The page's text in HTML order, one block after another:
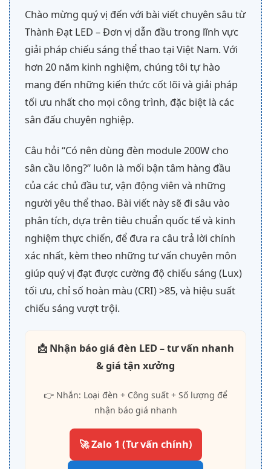
Chào mừng quý vị đến với bài viết chuyên sâu từ
Thành Đạt LED – Đơn vị dẫn đầu trong lĩnh vực
giải pháp chiếu sáng thể thao tại Việt Nam. Với
hơn 20 năm kinh nghiệm, chúng tôi tự hào
mang đến những kiến thức cốt lõi và giải pháp
tối ưu nhất cho mọi công trình, đặc biệt là các
sân đấu chuyên nghiệp.
Câu hỏi “Có nên dùng đèn module 200W cho
sân cầu lông?” luôn là mối bận tâm hàng đầu
của các chủ đầu tư, vận động viên và những
người yêu thể thao. Bài viết này sẽ đi sâu vào
phân tích, dựa trên tiêu chuẩn quốc tế và kinh
nghiệm thực chiến, để đưa ra câu trả lời chính
xác nhất, kèm theo những tư vấn chuyên môn
giúp quý vị đạt được cường độ chiếu sáng (Lux)
tối ưu, chỉ số hoàn màu (CRI) >85, và hiệu suất
chiếu sáng vượt trội.
📩 Nhận báo giá đèn LED – tư vấn nhanh
& giá tận xưởng
👉 Nhắn: Loại đèn + Công suất + Số lượng để
nhận báo giá nhanh
🚀 Zalo 1 (Tư vấn chính)